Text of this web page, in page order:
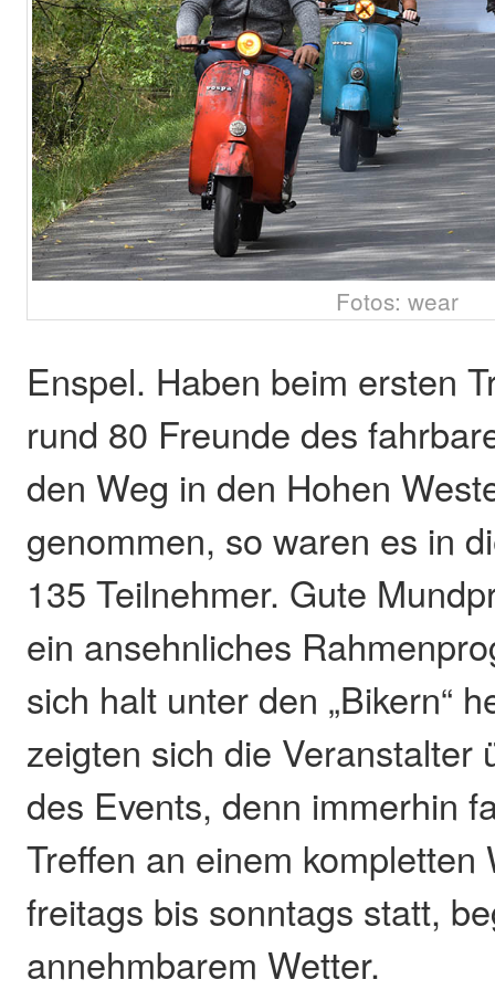
Fotos: wear
Enspel. Haben beim ersten
rund 80 Freunde des
den Weg in den Hohen
genommen, so waren es in
135 Teilnehmer. Gute
ein ansehnliches
sich halt unter den „Bikern“
zeigten sich die Veranstalter
des Events, denn immerhin
Treffen an einem kompletten
freitags bis sonntags statt,
annehmbarem Wetter.